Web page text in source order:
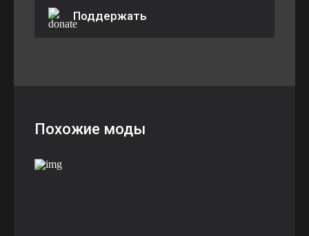
Поддержать
Похожие моды